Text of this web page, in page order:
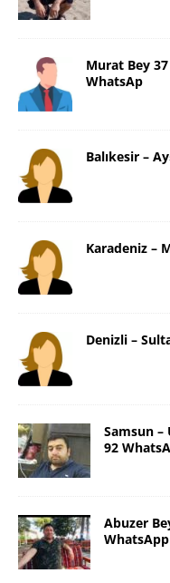
Murat Bey
WhatsAp
Balıkesir –
Karadeniz –
Denizli –
Samsun –
92
Abuzer
WhatsApp